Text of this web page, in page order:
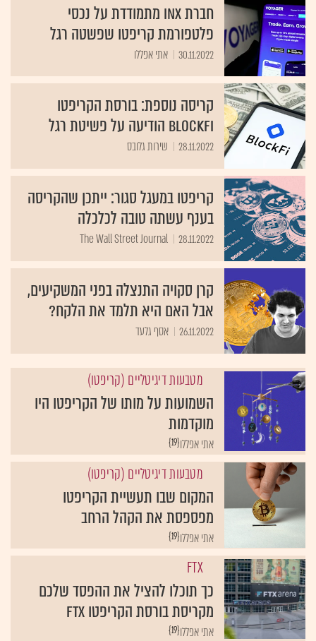
חברת INX מתמודדת על נכסי
פלטפורמת קריפטו שפשטה רגל
30.11.2022 אתי אפללו
קריסה נוספת: בורסת הקריפטו
BlockFi הודיעה על פשיטת רגל
28.11.2022 שירות גלובס
קריפטו במעגל סגור: ייתכן שהקריסה
בענף עשתה טובה לכלכלה
28.11.2022
The Wall Street Journal
קרן סקויה התנצלה בפני המשקיעים,
אבל האם היא תלמד את הלקח?
26.11.2022 אסף גלעד
מטבעות דיגיטליים (קריפטו)
השמועות על מותו של הקריפטו היו
מוקדמות
{19}אתי אפללו
מטבעות דיגיטליים (קריפטו)
המקום שבו תעשיית הקריפטו
מפספסת את הקהל הרחב
{19}אתי אפללו
FTX
כך תוכלו להציל את ההפסד שלכם
מקריסת בורסת הקריפטו FTX
{19}אתי אפללו